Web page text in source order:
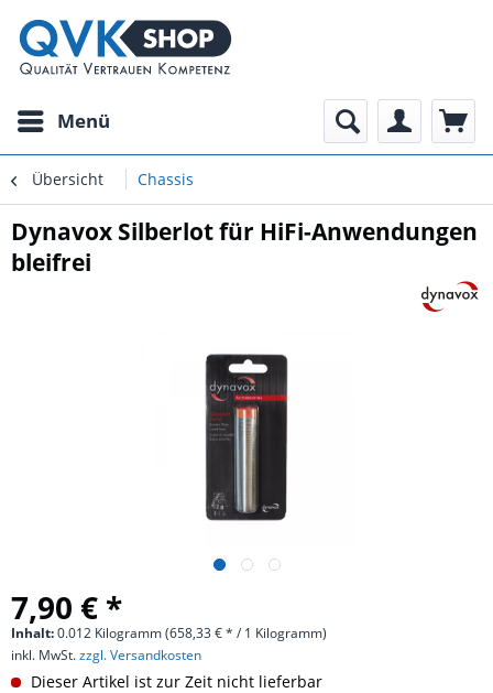
Menü
Übersicht Chassis
Dynavox Silberlot für HiFi-Anwendungen
bleifrei
7,90 € *
Inhalt:0.012 Kilogramm (658,33 € * / 1 Kilogramm)
inkl. MwSt.zzgl. Versandkosten
Dieser Artikel ist zur Zeit nicht lieferbar